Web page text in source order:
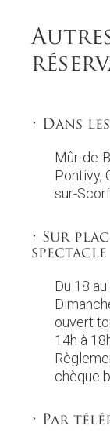
• Dans
Mûr-de-
Pontivy,
sur-
• Sur
spectacle
Du 18
ouvert
14h à
chèque
• Par